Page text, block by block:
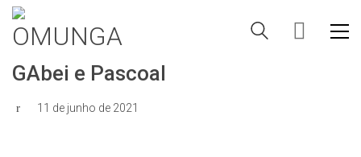
GAbei e Pascoal
11 de junho de 2021